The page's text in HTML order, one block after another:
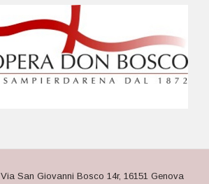
Via San Giovanni Bosco 14r, 16151 Genova